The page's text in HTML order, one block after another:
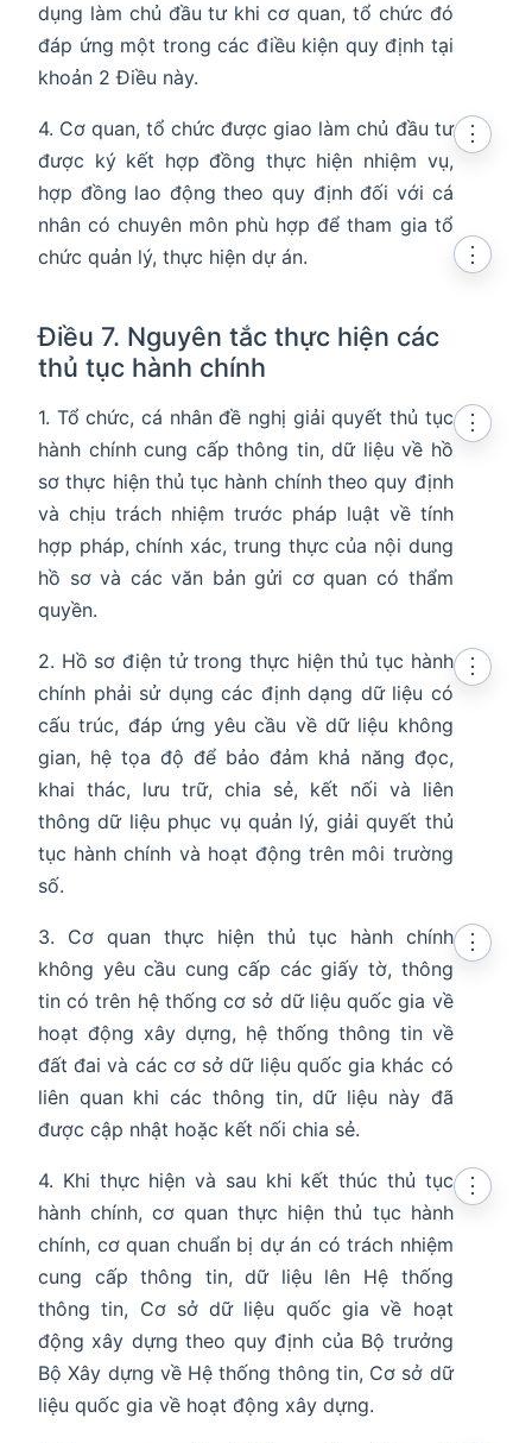
in new window
dụng làm chủ đầu tư khi cơ quan, tổ chức đó
đáp ứng một trong các điều kiện quy định tại
khoản 2 Điều này.
4. Cơ quan, tổ chức được giao làm chủ đầu tư
được ký kết hợp đồng thực hiện nhiệm vụ,
hợp đồng lao động theo quy định đối với cá
nhân có chuyên môn phù hợp để tham gia tổ
chức quản lý, thực hiện dự án.
⋮
Điều 7. Nguyên tắc thực hiện các
thủ tục hành chính
⋮
1. Tổ chức, cá nhân đề nghị giải quyết thủ tục
hành chính cung cấp thông tin, dữ liệu về hồ
sơ thực hiện thủ tục hành chính theo quy định
và chịu trách nhiệm trước pháp luật về tính
hợp pháp, chính xác, trung thực của nội dung
hồ sơ và các văn bản gửi cơ quan có thẩm
quyền.
⋮
2. Hồ sơ điện tử trong thực hiện thủ tục hành
chính phải sử dụng các định dạng dữ liệu có
cấu trúc, đáp ứng yêu cầu về dữ liệu không
gian, hệ tọa độ để bảo đảm khả năng đọc,
khai thác, lưu trữ, chia sẻ, kết nối và liên
thông dữ liệu phục vụ quản lý, giải quyết thủ
tục hành chính và hoạt động trên môi trường
số.
⋮
3. Cơ quan thực hiện thủ tục hành chính
không yêu cầu cung cấp các giấy tờ, thông
tin có trên hệ thống cơ sở dữ liệu quốc gia về
hoạt động xây dựng, hệ thống thông tin về
đất đai và các cơ sở dữ liệu quốc gia khác có
liên quan khi các thông tin, dữ liệu này đã
được cập nhật hoặc kết nối chia sẻ.
⋮
4. Khi thực hiện và sau khi kết thúc thủ tục
hành chính, cơ quan thực hiện thủ tục hành
chính, cơ quan chuẩn bị dự án có trách nhiệm
cung cấp thông tin, dữ liệu lên Hệ thống
thông tin, Cơ sở dữ liệu quốc gia về hoạt
động xây dựng theo quy định của Bộ trưởng
Bộ Xây dựng về Hệ thống thông tin, Cơ sở dữ
liệu quốc gia về hoạt động xây dựng.
⋮